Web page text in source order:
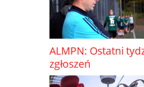
ALMPN: Ostatni
zgłoszeń